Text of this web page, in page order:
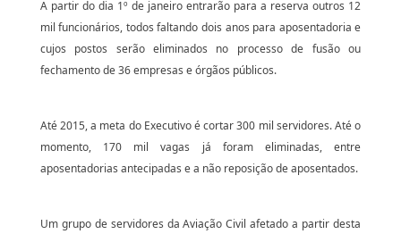
A partir do dia 1º de janeiro entrarão para a reserva outros 12
mil funcionários, todos faltando dois anos para aposentadoria e
cujos postos serão eliminados no processo de fusão ou
fechamento de 36 empresas e órgãos públicos.
Até2015, a meta do Executivo é cortar 300 mil servidores. Até o
momento, 170 mil vagas já foram eliminadas, entre
aposentadorias antecipadas e a não reposição de aposentados.
Um grupo de servidores da Aviação Civil afetado a partir desta